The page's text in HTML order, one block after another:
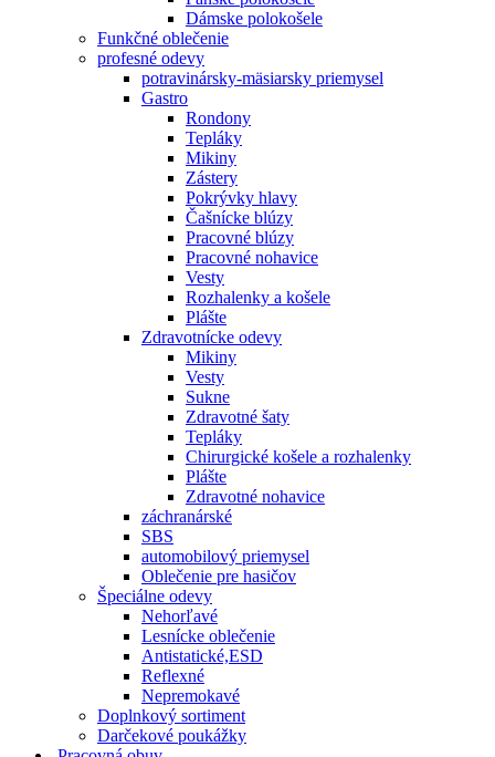
Dámske polokošele
Funkčné oblečenie
profesné odevy
potravinársky-mäsiarsky priemysel
Gastro
Rondony
Tepláky
Mikiny
Zástery
Pokrývky hlavy
Čašnícke blúzy
Pracovné blúzy
Pracovné nohavice
Vesty
Rozhalenky a košele
Plášte
Zdravotnícke odevy
Mikiny
Vesty
Sukne
Zdravotné šaty
Tepláky
Chirurgické košele a rozhalenky
Plášte
Zdravotné nohavice
záchranárské
SBS
automobilový priemysel
Oblečenie pre hasičov
Špeciálne odevy
Nehorľavé
Lesnícke oblečenie
Antistatické,ESD
Reflexné
Nepremokavé
Doplnkový sortiment
Darčekové poukážky